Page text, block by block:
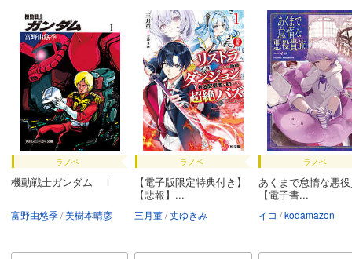
ラノベ
機動戦士ガンダム Ｉ
富野由悠季 美樹本晴彦
ラノベ
【電子版限定特典付き】
【悲報】...
三月菫 丈ゆきみ
ラノベ
あくまで怠惰な悪
【電子書...
イコ kodamazon